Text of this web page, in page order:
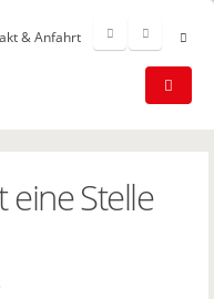
& Anfahrt
Stelle